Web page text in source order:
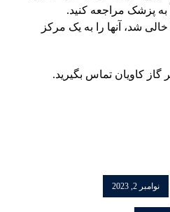
به پزشک مراجعه کنید.
شد، آنها را به یک مرکز
گاز کاویان تماس بگیرید.
نوامبر 2, 2023